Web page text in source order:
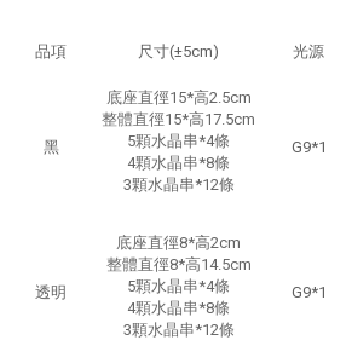
品項 尺寸(±5cm) 光源
黑
底座直徑15*高2.5cm
整體直徑15*高17.5cm
5顆水晶串*4條
4顆水晶串*8條
3顆水晶串*12條
G9*1
透明
底座直徑8*高2cm
整體直徑8*高14.5cm
5顆水晶串*4條
4顆水晶串*8條
3顆水晶串*12條
G9*1